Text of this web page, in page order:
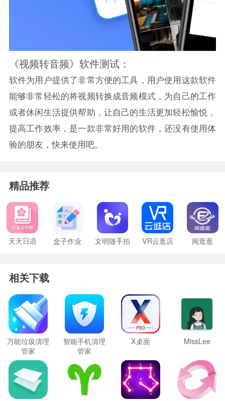
《视频转音频》软件测试：
软件为用户提供了非常方便的工具，用户使用这款软件
能够非常轻松的将视频转换成音频模式，为自己的工作
或者休闲生活提供帮助，让自己的生活更加轻松愉悦，
提高工作效率，是一款非常好用的软件，还没有使用体
验的朋友，快来使用吧。
精品推荐
天天日语 盒子作业 文明随手拍 VR云逛店 闽逛逛
相关下载
万能垃圾清理
管家
智能手机清理
管家
X桌面 MissLee